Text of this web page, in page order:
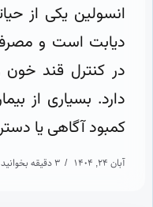
انسولین یکی از
دیابت است و
در کنترل قند
دارد. بسیاری از
کمبود آگاهی یا
آبان 24, 1404 3 دقیقه بخوانید